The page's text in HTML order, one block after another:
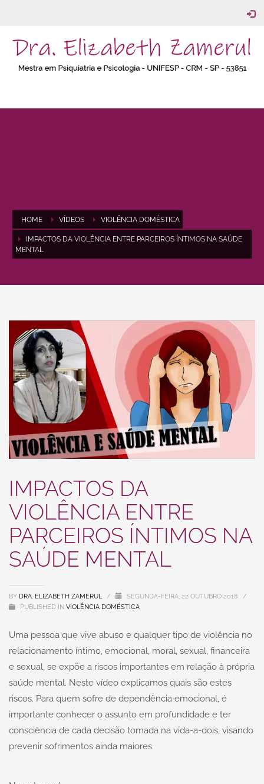
HOME VÍDEOS VIOLÊNCIA DOMÉSTICA
IMPACTOS DA VIOLÊNCIA ENTRE PARCEIROS ÍNTIMOS NA SAÚDE
MENTAL
IMPACTOS DA
VIOLÊNCIA ENTRE
PARCEIROS ÍNTIMOS NA
SAÚDE MENTAL
BY DRA. ELIZABETH ZAMERUL / SEGUNDA-FEIRA, 22 OUTUBRO 2018
/
PUBLISHED IN VIOLÊNCIA DOMÉSTICA
Uma pessoa que vive abuso e qualquer tipo de violência no
relacionamento íntimo, emocional, moral, sexual, financeira
e sexual, se expõe a riscos importantes em relação à própria
saúde mental. Neste vídeo explicamos quais são estes
riscos. Para quem sofre de dependência emocional, é
importante conhecer o assunto em profundidade e ter
consciência de cada decisão tomada na vida-a-dois, visando
prevenir sofrimentos ainda maiores.